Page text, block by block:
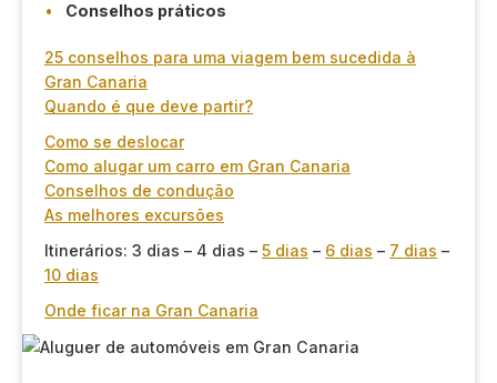
Conselhos práticos
25 conselhos para uma viagem bem sucedida à
Gran Canaria
Quando é que deve partir?
Como se deslocar
Como alugar um carro em Gran Canaria
Conselhos de condução
As melhores excursões
Itinerários: 3 dias – 4 dias – 5 dias – 6 dias – 7 dias –
10 dias
Onde ficar na Gran Canaria